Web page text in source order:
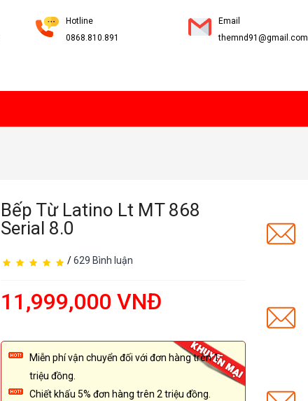
Hotline
0868.810.891
Email
themnd91@gmail.com
Bếp Từ Latino Lt MT 868
Serial 8.0
/629 Bình luận
11,999,000 VNĐ
Miễn phí vận chuyển đối với đơn hàng trên 1
triệu đồng.
Chiết khấu 5% đơn hàng trên 2 triệu đồng.